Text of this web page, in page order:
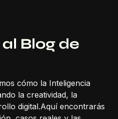
Blog de
cómo la Inteligencia
la creatividad, la
digital.Aquí encontrarás